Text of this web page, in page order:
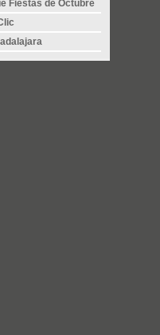
Fiestas de Octubre